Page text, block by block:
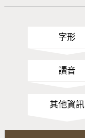
字形
讀音
其他資訊